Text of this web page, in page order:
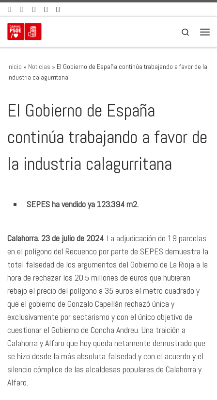
Saltar al contenido
Search
Inicio » Noticias » El Gobierno de España continúa trabajando a favor de la
industria calagurritana
El Gobierno de España
continúa trabajando a favor de
la industria calagurritana
SEPES ha vendido ya 123.394 m2.
Calahorra. 23 de julio de 2024 . La adjudicación de 19 parcelas
en el polígono del Recuenco por parte de SEPES demuestra la
total falsedad de los argumentos del Gobierno de La Rioja a la
hora de rechazar los 20,5 millones de euros que hubieran
rebajo el precio del polígono a 35 euros el metro cuadrado y
que el gobierno de Gonzalo Capellán rechazó única y
exclusivamente por sectarismo y con el único objetivo de
cuestionar el Gobierno de Concha Andreu. Una traición a
Calahorra y Alfaro que hoy queda netamente demostrado que
se hizo desde la más absoluta falsedad y con el acuerdo y el
silencio cómplice de las alcaldesas populares de Calahorra y
Alfaro.